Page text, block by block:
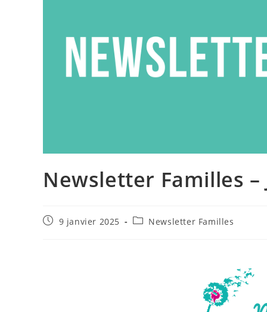
Newsletter Familles –
9 janvier 2025 Newsletter Familles